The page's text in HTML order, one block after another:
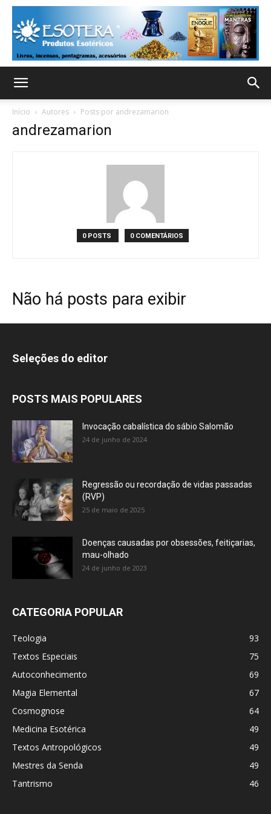
Início Autores Posts por andrezamarion
andrezamarion
0 POSTS 0 COMENTÁRIOS
Não há posts para exibir
Seleções do editor
POSTS MAIS POPULARES
Invocação cabalística do sábio Salomão
24 de junho de 2024
Regressão ou recordação de vidas passadas
(RVP)
25 de maio de 2025
Doenças causadas por obsessões, feitiçarias,
mau-olhado
24 de junho de 2023
CATEGORIA POPULAR
Teologia
93
Textos Especiais
75
Autoconhecimento
69
Magia Elemental
67
Cosmognose
64
Medicina Esotérica
49
Textos Antropológicos
49
Mestres da Senda
49
Tantrismo
46